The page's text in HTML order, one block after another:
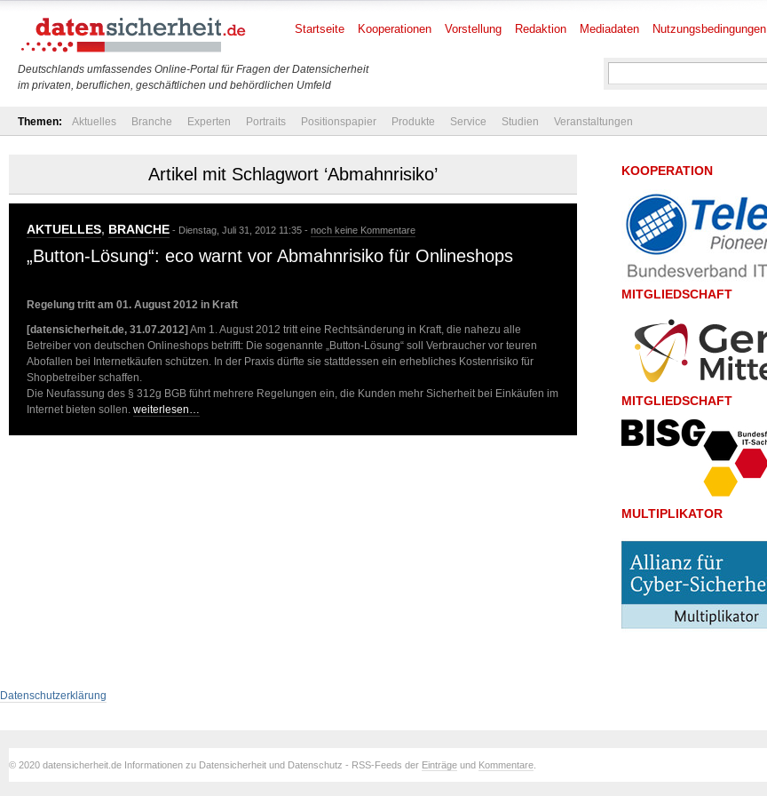
Deutschlands umfassendes Online-Portal für Fragen der Datensicherheit
im privaten, beruflichen, geschäftlichen und behördlichen Umfeld
Startseite Kooperationen Vorstellung Redaktion Mediadaten Nutzungsbedingungen
Themen: Aktuelles Branche Experten Portraits Positionspapier Produkte Service Studien Veranstaltungen
Artikel mit Schlagwort ‘Abmahnrisiko’
AKTUELLES, BRANCHE - Dienstag, Juli 31, 2012 11:35 - noch keine Kommentare
„Button-Lösung“: eco warnt vor Abmahnrisiko für Onlineshops
Regelung tritt am 01. August 2012 in Kraft
[datensicherheit.de, 31.07.2012] Am 1. August 2012 tritt eine Rechtsänderung in Kraft, die nahezu alle
Betreiber von deutschen Onlineshops betrifft: Die sogenannte „Button-Lösung“ soll Verbraucher vor teuren
Abofallen bei Internetkäufen schützen. In der Praxis dürfte sie stattdessen ein erhebliches Kostenrisiko für
Shopbetreiber schaffen.
Die Neufassung des § 312g BGB führt mehrere Regelungen ein, die Kunden mehr Sicherheit bei Einkäufen im
Internet bieten sollen. weiterlesen…
KOOPERATION
MITGLIEDSCHAFT
MITGLIEDSCHAFT
MULTIPLIKATOR
Datenschutzerklärung
© 2020 datensicherheit.de Informationen zu Datensicherheit und Datenschutz - RSS-Feeds der Einträge und Kommentare